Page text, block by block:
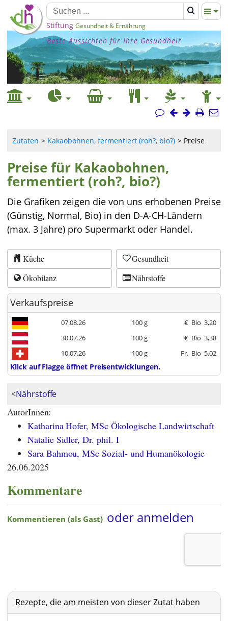
Stiftung Gesundheit & Ernährung
Beste Aussichten für Ihre Gesundheit
Zutaten Kakaobohnen, fermentiert (roh?, bio?) Preise
Preise für Kakaobohnen,
fermentiert (roh?, bio?)
Die Grafiken zeigen die von uns erhobenen Preise
(Günstig, Normal, Bio) in den D-A-CH-Ländern
(max. 3 Jahre) pro Supermarkt oder Handel.
Küche
Gesundheit
Ökobilanz
Nährstoffe
Verkaufspreise
07.08.26 100 g € Bio 3,20
30.07.26
100 g € Bio 3,38
10.07.26
100 g Fr. Bio 5,02
Klick auf Flagge öffnet Preisentwicklungen.
<Nährstoffe
AutorInnen:
Katharina Hofer, MSc Ökologische Landwirtschaft
Natalie Sidler, Dr. phil. I
Sara Bahmou, MSc Sozial- und Humanökologie
26.06.2025
Kommentare
Rezepte, die am meisten von dieser Zutat haben